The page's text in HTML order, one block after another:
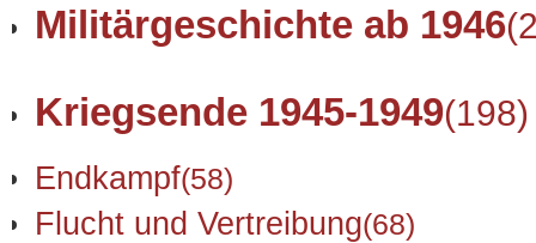
Militärgeschichte ab 1946
Kriegsende 1945-1949(198)
Endkampf(58)
Flucht und Vertreibung(68)